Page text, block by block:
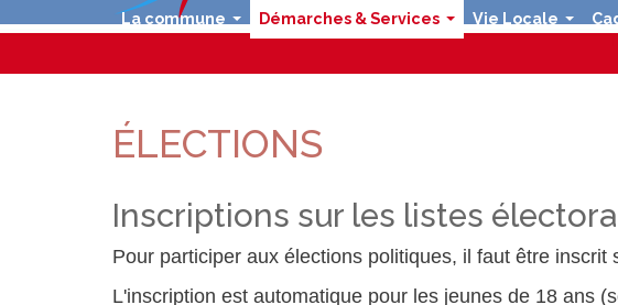
ÉLECTIONS
Inscriptions sur les listes
Pour participer aux élections politiques, il faut être inscrit
L'inscription est automatique pour les jeunes de 18 ans
La commune
...
Démarches & Services Vie Locale
...